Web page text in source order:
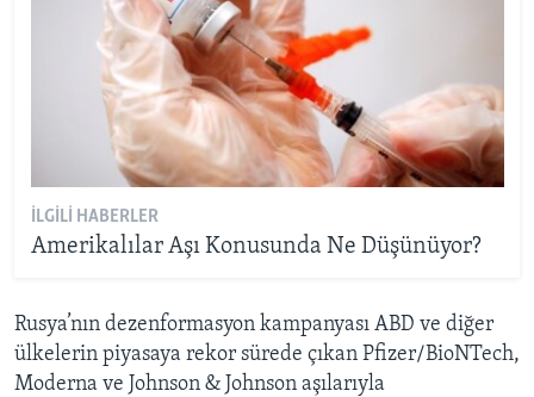
İLGILI HABERLER
Amerikalılar Aşı Konusunda Ne Düşünüyor?
Rusya’nın dezenformasyon kampanyası ABD ve diğer
ülkelerin piyasaya rekor sürede çıkan Pfizer/BioNTech,
Moderna ve Johnson & Johnson aşılarıyla